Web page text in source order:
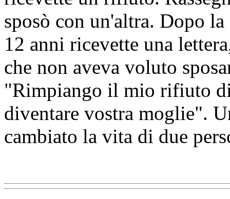
sposò con un'altra. Dopo
12 anni ricevette una
che non aveva voluto
"Rimpiango il mio rifiuto
diventare vostra moglie".
cambiato la vita di due